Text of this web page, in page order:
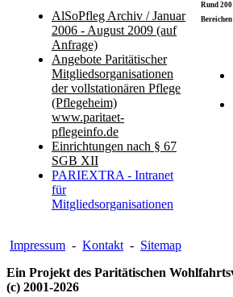
AlSoPfleg Archiv / Januar
2006 - August 2009 (auf
Anfrage)
Angebote Paritätischer
Mitgliedsorganisationen
der vollstationären Pflege
(Pflegeheim)
www.paritaet-
pflegeinfo.de
Einrichtungen nach § 67
SGB XII
PARIEXTRA - Intranet
für
Mitgliedsorganisationen
Rund
Impressum - Kontakt - Sitemap
Ein Projekt des Paritätischen
(c) 2001-2026